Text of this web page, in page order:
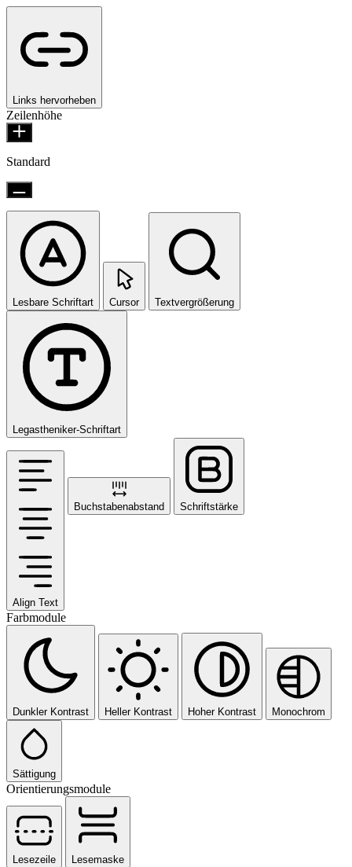
Links hervorheben
Zeilenhöhe
Standard
Lesbare Schriftart Cursor Textvergrößerung
Legastheniker-Schriftart
Align Text
Buchstabenabstand Schriftstärke
Farbmodule
Dunkler Kontrast Heller Kontrast Hoher Kontrast Monochrom
Sättigung
Orientierungsmodule
Lesezeile Lesemaske